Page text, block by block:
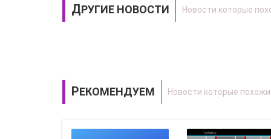
ДРУГИЕ НОВОСТИ
РЕКОМЕНДУЕМ